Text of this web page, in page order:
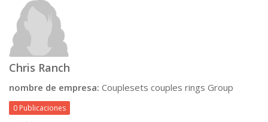
Chris Ranch
nombre de empresa: Couplesets couples rings Group
0 Publicaciones